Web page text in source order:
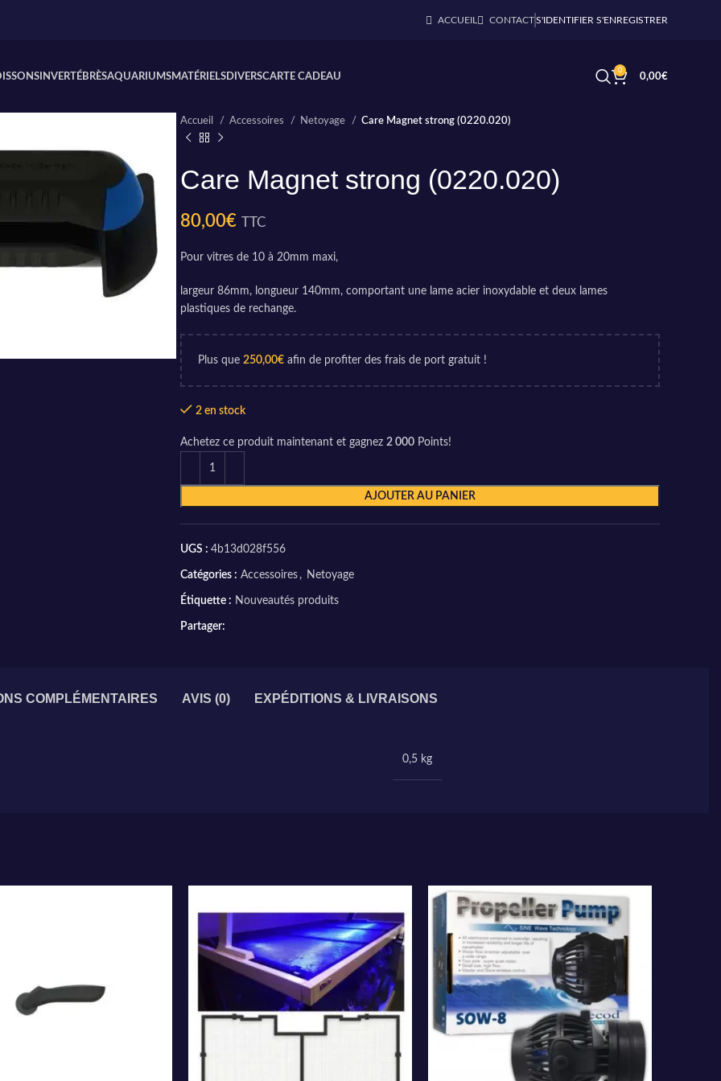
ACCUEIL CONTACTS'IDENTIFIER S'ENREGISTRER
INVERTÉBRÈSAQUARIUMSMATÉRIELS DIVERSCARTE CADEAU
0
0,00€
Accueil Accessoires Netoyage Care Magnet strong (0220.020)
Care Magnet strong (0220.020)
80,00€ TTC
Pour vitres de 10 à 20mm maxi,
largeur 86mm, longueur 140mm, comportant une lame acier inoxydable et deux lames
plastiques de rechange.
Plus que 250,00€ afin de profiter des frais de port gratuit !
2 en stock
Achetez ce produit maintenant et gagnez 2 000 Points!
AJOUTER AU PANIER
UGS : 4b13d028f556
Catégories : Accessoires , Netoyage
Étiquette : Nouveautés produits
Partager:
COMPLÉMENTAIRES AVIS (0) EXPÉDITIONS & LIVRAISONS
0,5 kg